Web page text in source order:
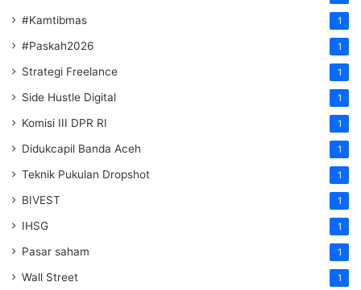
#Kamtibmas 1
#Paskah2026 1
Strategi Freelance 1
Side Hustle Digital 1
Komisi III DPR RI 1
Didukcapil Banda Aceh 1
Teknik Pukulan Dropshot 1
BIVEST 1
IHSG 1
Pasar saham 1
Wall Street 1